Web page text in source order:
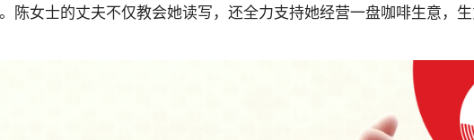
陈女士的丈夫不仅教会她读写，还全力支持她经营一盘咖啡生意，